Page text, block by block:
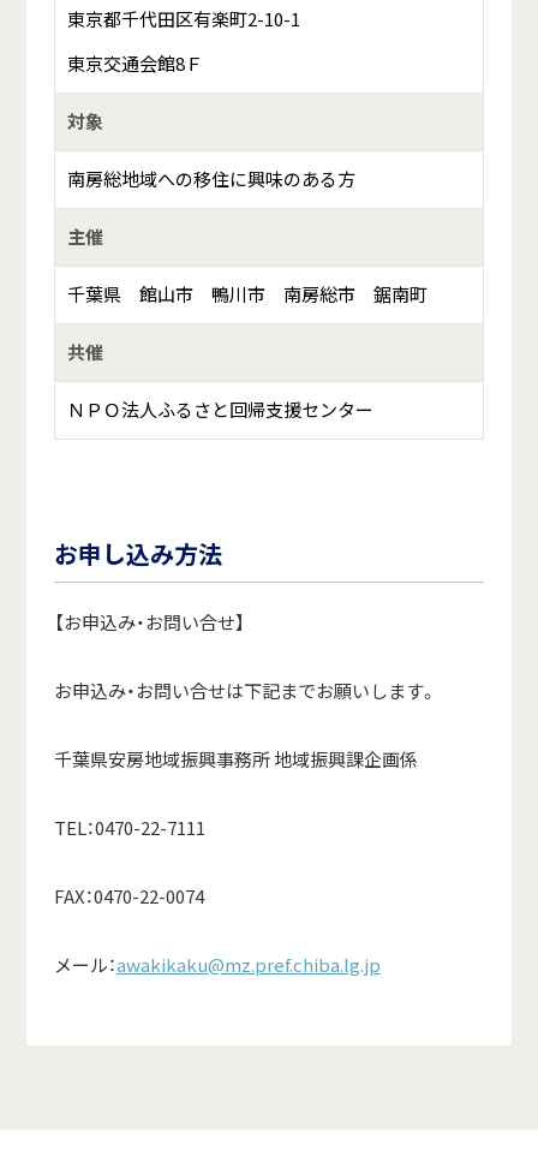
東京都千代田区有楽町2-10-1
東京交通会館8Ｆ
対象
南房総地域への移住に興味のある方
主催
千葉県 館山市 鴨川市 南房総市 鋸南町
共催
ＮＰＯ法人ふるさと回帰支援センター
お申し込み方法
【お申込み・お問い合せ】
お申込み・お問い合せは下記までお願いします。
千葉県安房地域振興事務所 地域振興課企画係
TEL：0470-22-7111
FAX：0470-22-0074
メール：awakikaku@mz.pref.chiba.lg.jp